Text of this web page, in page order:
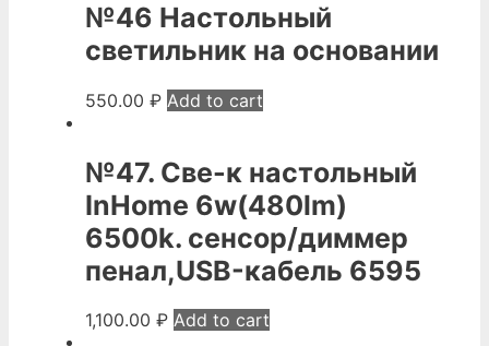
№46 Настольный
светильник на основании
550.00 ₽ Add to cart
№47. Све-к настольный
InHome 6w(480lm)
6500k. сенсор/диммер
пенал,USB-кабель 6595
1,100.00 ₽ Add to cart